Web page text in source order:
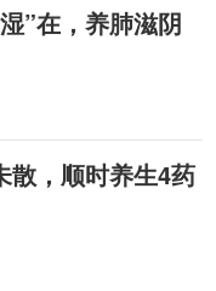
”在，养肺滋阴
散，顺时养生4药